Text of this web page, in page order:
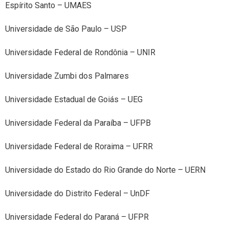
Espírito Santo – UMAES
Universidade de São Paulo – USP
Universidade Federal de Rondônia – UNIR
Universidade Zumbi dos Palmares
Universidade Estadual de Goiás – UEG
Universidade Federal da Paraíba – UFPB
Universidade Federal de Roraima – UFRR
Universidade do Estado do Rio Grande do Norte – UERN
Universidade do Distrito Federal – UnDF
Universidade Federal do Paraná – UFPR